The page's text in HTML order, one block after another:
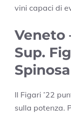
vini capaci di
Veneto
Sup.
Spinosa
Il Figari ’22
sulla potenza.